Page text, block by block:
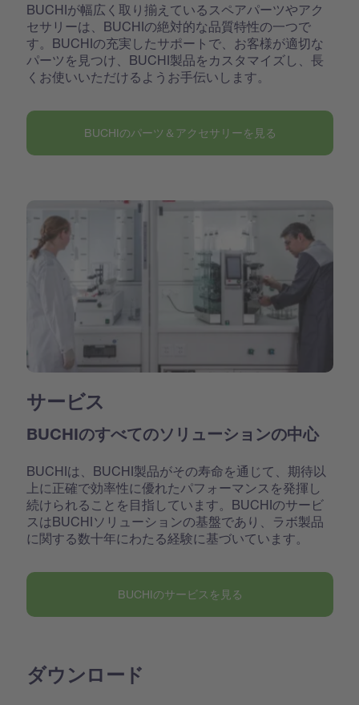
BUCHIが幅広く取り揃えているスペアパーツやアク
セサリーは、BUCHIの絶対的な品質特性の一つで
す。BUCHIの充実したサポートで、お客様が適切な
パーツを見つけ、BUCHI製品をカスタマイズし、長
くお使いいただけるようお手伝いします。
BUCHIのパーツ＆アクセサリーを見る
サービス
BUCHIのすべてのソリューションの中心
BUCHIは、BUCHI製品がその寿命を通じて、期待以
上に正確で効率性に優れたパフォーマンスを発揮し
続けられることを目指しています。BUCHIのサービ
スはBUCHIソリューションの基盤であり、ラボ製品
に関する数十年にわたる経験に基づいています。
BUCHIのサービスを見る
ダウンロード